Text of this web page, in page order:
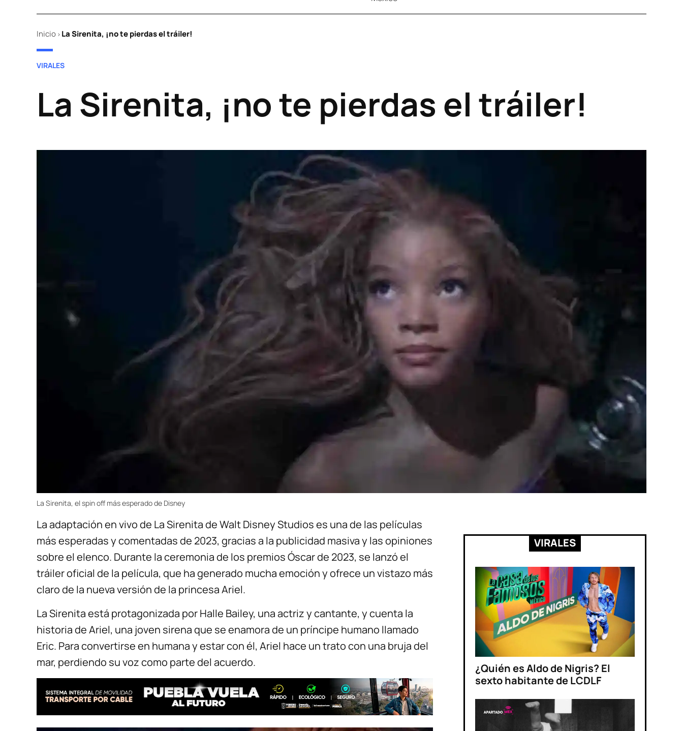
Inicio > La Sirenita, ¡no te pierdas el tráiler!
POSTED
VIRALES
La Sirenita, ¡no te pierdas el tráiler!
La Sirenita, el spin off más esperado de Disney
La adaptación en vivo de La Sirenita de Walt Disney Studios es una de las películas
más esperadas y comentadas de 2023, gracias a la publicidad masiva y las opiniones
sobre el elenco. Durante la ceremonia de los premios Óscar de 2023, se lanzó el
tráiler oficial de la película, que ha generado mucha emoción y ofrece un vistazo más
claro de la nueva versión de la princesa Ariel.
La Sirenita está protagonizada por Halle Bailey, una actriz y cantante, y cuenta la
historia de Ariel, una joven sirena que se enamora de un príncipe humano llamado
Eric. Para convertirse en humana y estar con él, Ariel hace un trato con una bruja del
mar, perdiendo su voz como parte del acuerdo.
VIRALES
¿Quién es Aldo de Nigris? El
sexto habitante de LCDLF